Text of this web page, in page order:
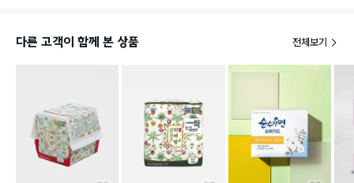
다른 고객이 함께 본 상품 전체보기